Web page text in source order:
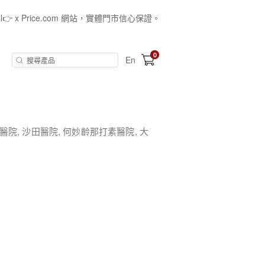
x Price.com 網站，實體門市信心保證。
En 0
院, 沙田醫院, 何妙齡那打素醫院, 大